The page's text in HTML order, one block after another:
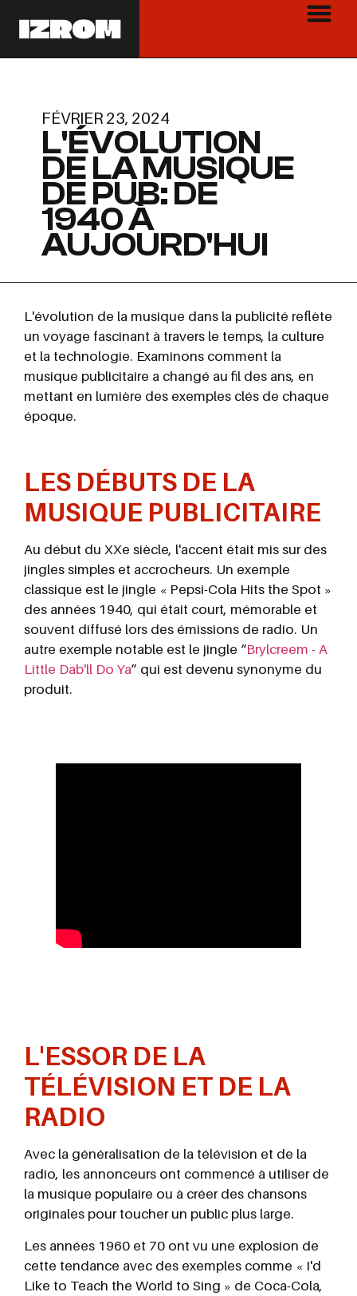
FÉVRIER 23, 2024
L'ÉVOLUTION
DE LA MUSIQUE
DE PUB: DE
1940 À
AUJOURD'HUI
L'évolution de la musique dans la publicité reflète
un voyage fascinant à travers le temps, la culture
et la technologie. Examinons comment la
musique publicitaire a changé au fil des ans, en
mettant en lumière des exemples clés de chaque
époque.
LES DÉBUTS DE LA
MUSIQUE PUBLICITAIRE
Au début du XXe siècle, l'accent était mis sur des
jingles simples et accrocheurs. Un exemple
classique est le jingle « Pepsi-Cola Hits the Spot »
des années 1940, qui était court, mémorable et
souvent diffusé lors des émissions de radio. Un
autre exemple notable est le jingle “Brylcreem - A
Little Dab'll Do Ya” qui est devenu synonyme du
produit.
L'ESSOR DE LA
TÉLÉVISION ET DE LA
RADIO
Avec la généralisation de la télévision et de la
radio, les annonceurs ont commencé à utiliser de
la musique populaire ou à créer des chansons
originales pour toucher un public plus large.
Les années 1960 et 70 ont vu une explosion de
cette tendance avec des exemples comme « I'd
Like to Teach the World to Sing » de Coca-Cola,